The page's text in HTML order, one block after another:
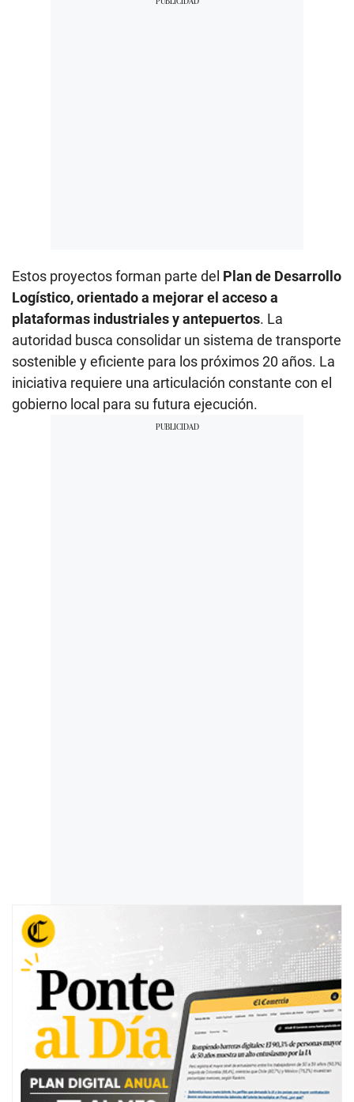
Estos proyectos forman parte del Plan de Desarrollo
Logístico, orientado a mejorar el acceso a
plataformas industriales y antepuertos. La
autoridad busca consolidar un sistema de transporte
sostenible y eficiente para los próximos 20 años. La
iniciativa requiere una articulación constante con el
gobierno local para su futura ejecución.